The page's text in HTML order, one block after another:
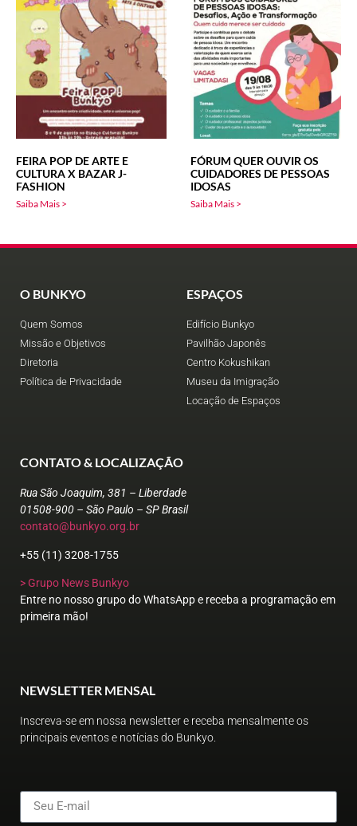
FEIRA POP DE ARTE E
CULTURA X BAZAR J-
FASHION
Saiba Mais >
FÓRUM QUER OUVIR OS
CUIDADORES DE PESSOAS
IDOSAS
Saiba Mais >
O BUNKYO
Quem Somos
Missão e Objetivos
Diretoria
Política de Privacidade
ESPAÇOS
Edifício Bunkyo
Pavilhão Japonês
Centro Kokushikan
Museu da Imigração
Locação de Espaços
CONTATO & LOCALIZAÇÃO
Rua São Joaquim, 381 – Liberdade
01508-900 – São Paulo – SP Brasil
contato@bunkyo.org.br
+55 (11) 3208-1755
> Grupo News Bunkyo
Entre no nosso grupo do WhatsApp e receba a programação em
primeira mão!
NEWSLETTER MENSAL
Inscreva-se em nossa newsletter e receba mensalmente os
principais eventos e notícias do Bunkyo.